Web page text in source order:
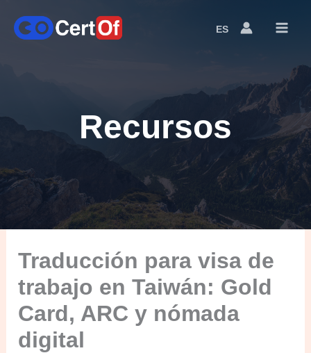
ESLanguage
Recursos
Traducción para visa de
trabajo en Taiwán: Gold
Card, ARC y nómada
digital